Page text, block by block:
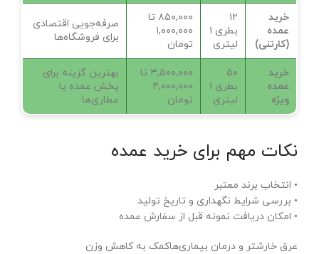
خرید
عمده
(کارتنی)
۱۲
بطری ۱
لیتری
۸۵۰,۰۰۰ تا
۱,۰۰۰,۰۰۰
تومان
صرفه‌جویی اقتصادی
برای فروشگاه‌ها
خرید
عمده
ویژه
۵۰
بطری ۱
لیتری
۳,۵۰۰,۰۰۰ تا
۴,۰۰۰,۰۰۰
تومان
بهترین گزینه برای
پخش عمده یا
عطاری‌ها
نکات مهم برای خرید عمده
• انتخاب برند معتبر
• بررسی شرایط نگهداری و تاریخ تولید
• امکان دریافت نمونه قبل از سفارش عمده
عرق خارشتر و درمان بیماری‌هاکمک به کاهش وزن